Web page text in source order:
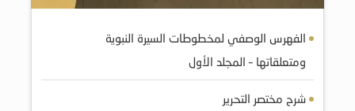
الفهرس الوصفي لمخطوطات السيرة النبوية
ومتعلقاتها – المجلد الأول
شرح مختصر التحرير